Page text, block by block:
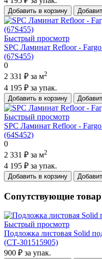
Добавить в корзину
Быстрый просмотр
SPC Ламинат Refloor -
(67S455)
0
2 331 ₽ за м2
4 195 ₽ за упак.
Добавить в корзину
Быстрый просмотр
SPC Ламинат Refloor -
(64S452)
0
2 331 ₽ за м2
4 195 ₽ за упак.
Добавить в корзину
Сопутствующие
Быстрый просмотр
Подложка листовая Solid
(СТ-301515905)
900 ₽ за упак.